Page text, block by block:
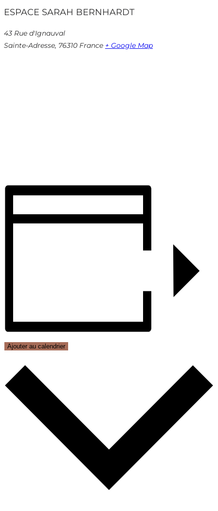
ESPACE SARAH BERNHARDT
43 Rue d'Ignauval
Sainte-Adresse, 76310 France + Google Map
Ajouter au calendrier